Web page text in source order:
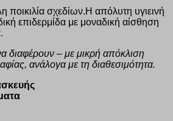
ποικιλία σχεδίων.Η απόλυτη υγιεινή
επιδερμίδα με μοναδική αίσθηση
διαφέρουν – με μικρή απόκλιση
ανάλογα με τη διαθεσιμότητα.